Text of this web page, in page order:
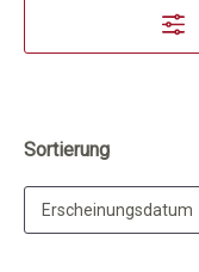
Sortierung